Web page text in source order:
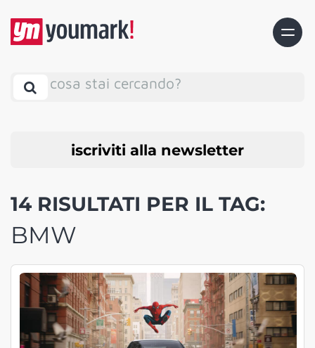
cosa stai cercando?
iscriviti alla newsletter
14 RISULTATI PER IL TAG:
BMW